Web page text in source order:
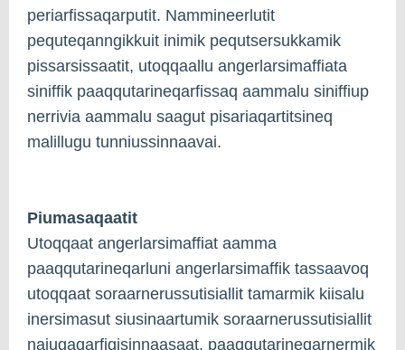
periarfissaqarputit. Nammineerlutit
pequteqanngikkuit inimik pequtsersukkamik
pissarsissaatit, utoqqaallu angerlarsimaffiata
siniffik paaqqutarineqarfissaq aammalu siniffiup
nerrivia aammalu saagut pisariaqartitsineq
malillugu tunniussinnaavai.
Piumasaqaatit
Utoqqaat angerlarsimaffiat aamma
paaqqutarineqarluni angerlarsimaffik tassaavoq
utoqqaat soraarnerussutisiallit tamarmik kiisalu
inersimasut siusinaartumik soraarnerussutisiallit
najugaqarfigisinnaasaat, paaqqutarineqarnermik